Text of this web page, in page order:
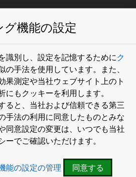
LTSのセキュリ
2026
にとって最もセキュリティ
です。単に機能を追加しただけで
る層で同時にセキュリティの基準
化しました。しかも既存の環境を
が増えたりすることはありませ
グ機能の設定
識別し、設定を記憶するために ク
の手法を使用しています。また、
果測定や当社ウェブサイト上のト
にもクッキーを利用します。
ると、当社および信頼できる第三
手法の利用に同意したものとみな
同意設定の変更は、いつでも当社
ーでご確認いただけます。
能の設定の管理 同意する